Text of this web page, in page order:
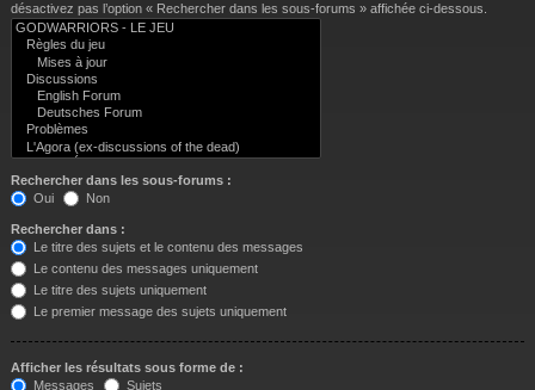
désactivez pas l’option « Rechercher dans les sous-forums » affichée ci-dessous.
Rechercher dans les sous-forums :
Oui
Non
Rechercher dans :
Le titre des sujets et le contenu des messages
Le contenu des messages uniquement
Le titre des sujets uniquement
Le premier message des sujets uniquement
Afficher les résultats sous forme de :
Messages
Sujets